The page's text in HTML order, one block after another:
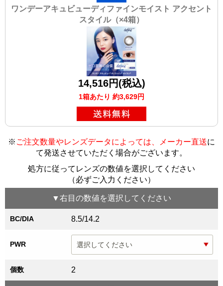
ワンデーアキュビューディファインモイスト アクセント
スタイル（×4箱）
14,516円(税込)
1箱あたり 約3,629円
※ ご注文数量やレンズデータによっては、メーカー直送に
て発送させていただく場合がございます。
処方に従ってレンズの数値を選択してください
（必ずご入力ください）
▼右目 の数値を選択してください
BC/DIA 8.5/14.2
PWR
個数 2